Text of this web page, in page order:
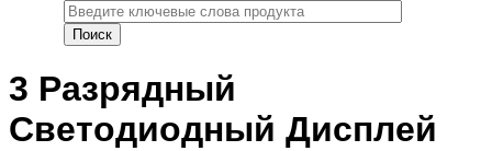
3 Разрядный
Светодиодный Дисплей